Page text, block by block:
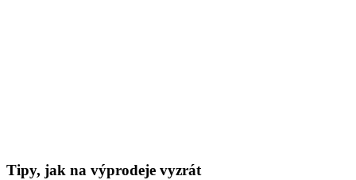
Tipy, jak na výprodeje vyzrát